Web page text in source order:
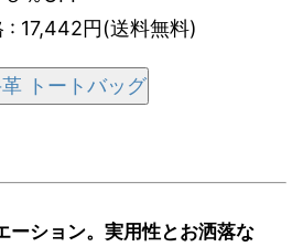
: 17,442円(送料無料)
トートバッグ
ーション。実用性とお洒落な